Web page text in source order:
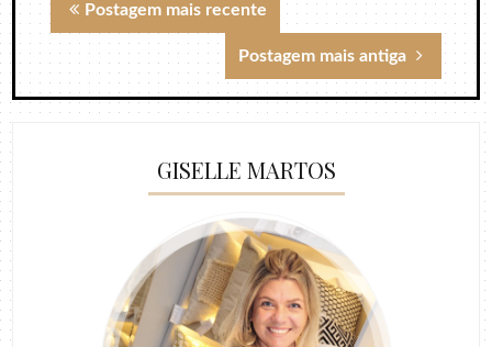
Postagem mais recente
Postagem mais antiga
GISELLE MARTOS